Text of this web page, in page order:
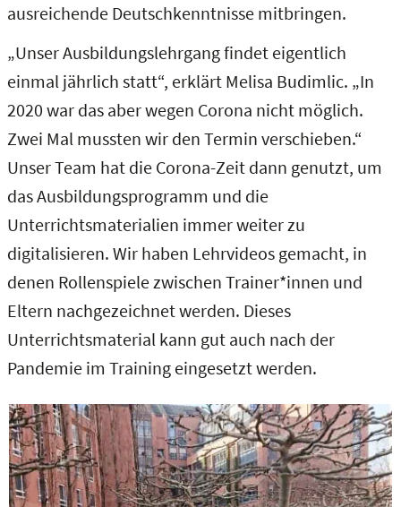
ausreichende Deutschkenntnisse mitbringen.
„Unser Ausbildungslehrgang findet eigentlich
einmal jährlich statt“, erklärt Melisa Budimlic. „In
2020 war das aber wegen Corona nicht möglich.
Zwei Mal mussten wir den Termin verschieben.“
Unser Team hat die Corona-Zeit dann genutzt, um
das Ausbildungsprogramm und die
Unterrichtsmaterialien immer weiter zu
digitalisieren. Wir haben Lehrvideos gemacht, in
denen Rollenspiele zwischen Trainer*innen und
Eltern nachgezeichnet werden. Dieses
Unterrichtsmaterial kann gut auch nach der
Pandemie im Training eingesetzt werden.